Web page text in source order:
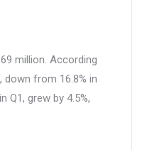
million. According
from 16.8% in
Q1, grew by 4.5%,